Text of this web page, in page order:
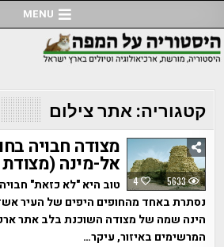
to
content
MENU
קטגוריה:אתר צילום
4 5633
מצודה חבויה
אל-מינה
טוב היא "לא כזאת"
נסתרת באחד מהחופים היפים של העיר
הינה שמה של מצודה השוכנת בלב אתר
המרשימים באיזור, עיקר…